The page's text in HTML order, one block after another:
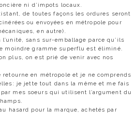
ni d’impots locaux.
de toutes façons les ordures seront
ou envoyées en métropole pour
en autre).
sans sur-emballage parce qu’ils
moindre gramme superflu est éliminé.
plus, on est prié de venir avec nos
retourne en métropole et je ne comprends
je jette tout dans la même et me fais
mes soeurs qui utilisent l’argument du
hasard pour la marque, achetés par